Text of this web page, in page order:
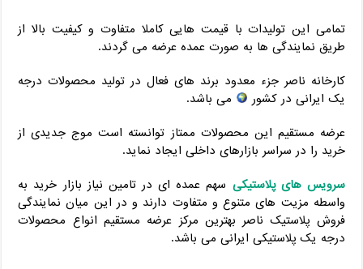
تمامی این تولیدات با قیمت هایی کاملا متفاوت و کیفیت بالا از
طریق نمایندگی ها به صورت عمده عرضه می گردند.
کارخانه ناصر جزء معدود برند های فعال در تولید محصولات درجه
یک ایرانی در کشور
می باشد.
عرضه مستقیم این محصولات ممتاز توانسته است موج جدیدی از
خرید را در سراسر بازارهای داخلی ایجاد نماید.
سرویس های پلاستیکی سهم عمده ای در تامین نیاز بازار خرید به
واسطه مزیت های متنوع و متفاوت دارند و در این میان نمایندگی
فروش پلاستیک ناصر بهترین مرکز عرضه مستقیم انواع محصولات
درجه یک پلاستیکی ایرانی می باشد.